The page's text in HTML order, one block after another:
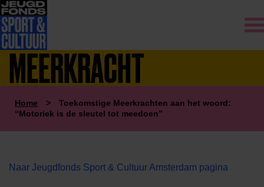
MEERKRACHT
Home >
Toekomstige Meerkrachten aan het woord:
“Motoriek is de sleutel tot meedoen”
Naar Jeugdfonds Sport & Cultuur Amsterdam pagina